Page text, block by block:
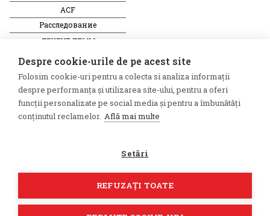
ACF
Расследование
ДРУГИЕ ТЕМЫ
ОБЗОР СМИ
НЕЗАВИСИМЫЕ
РУССКОЯЗЫЧНЫЕ СМИ
ПРОКРЕМЛЕВСКИЕ
Мультимедиа
ВИДЕОРЕПОРТАЖИ
Видеоинтервью
представляет собой публикацию
Международный альянс
Despre cookie-urile de pe acest site
Folosim cookie-uri pentru a colecta si analiza informații
despre performanța și utilizarea site-ului, pentru a oferi
funcții personalizate pe social media și pentru a îmbunătăți
conținutul reclamelor. Află mai multe
Setări
REFUZAȚI TOATE